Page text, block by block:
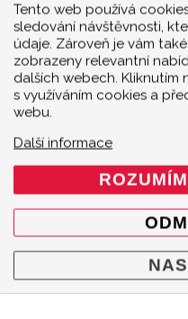
MENU
Produkty
O značce
Multimedia
O nás
Cookie policy
Tento web používá
sledování návštěvnosti,
údaje. Zároveň je vám
zobrazeny relevantní
dalších webech. Kliknutím
s využíváním cookies a
webu.
Další informace